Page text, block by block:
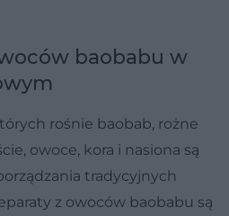
baobabu w
rośnie baobab, rożne
owoce, kora i nasiona są
tradycyjnych
z owoców baobabu są